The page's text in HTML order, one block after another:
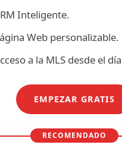
Inteligente.
Web personalizable.
a la MLS desde el
EMPEZAR GRATIS
RECOMENDADO